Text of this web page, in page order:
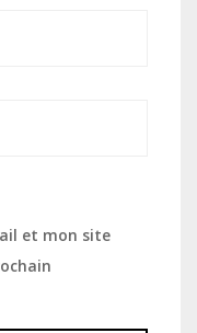
et mon site